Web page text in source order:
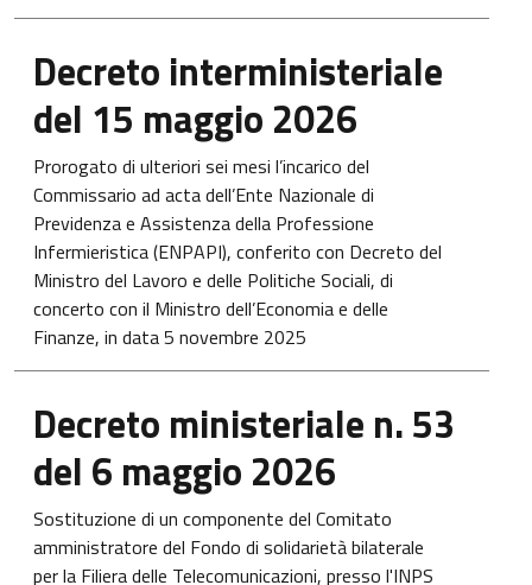
Decreto interministeriale
del 15 maggio 2026
Prorogato di ulteriori sei mesi l’incarico del
Commissario ad acta dell’Ente Nazionale di
Previdenza e Assistenza della Professione
Infermieristica (ENPAPI), conferito con Decreto del
Ministro del Lavoro e delle Politiche Sociali, di
concerto con il Ministro dell’Economia e delle
Finanze, in data 5 novembre 2025
Decreto ministeriale n. 53
del 6 maggio 2026
Sostituzione di un componente del Comitato
amministratore del Fondo di solidarietà bilaterale
per la Filiera delle Telecomunicazioni, presso l'INPS